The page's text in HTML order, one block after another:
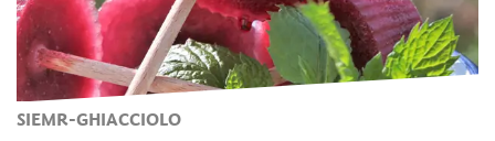
SIEMR-GHIACCIOLO